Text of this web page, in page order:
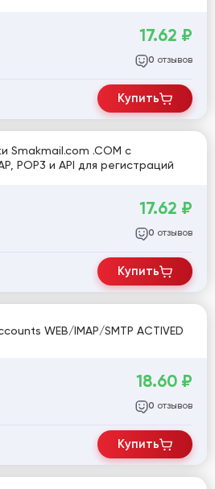
17.62 ₽
0 отзывов
Купить
Smakmail.com .COM с
POP3 и API для регистраций
17.62 ₽
0 отзывов
Купить
WEB/IMAP/SMTP ACTIVED
18.60 ₽
0 отзывов
Купить